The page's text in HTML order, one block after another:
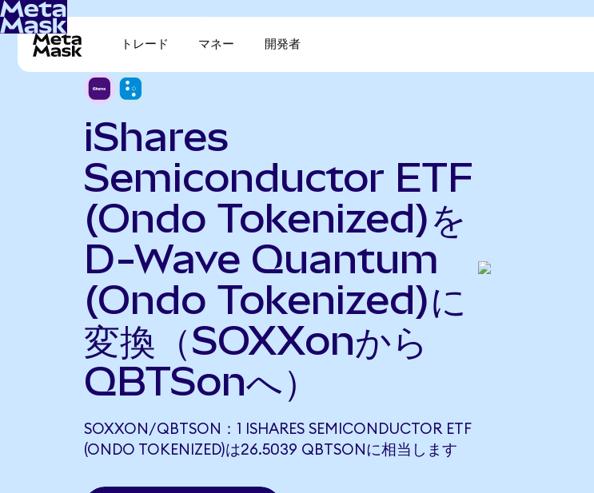
トレード マネー 開発者
iShares
Semiconductor ETF
(Ondo Tokenized)を
D-Wave Quantum
(Ondo Tokenized)に
変換（SOXXonから
QBTSonへ）
SOXXON/QBTSON：1 ISHARES SEMICONDUCTOR ETF
(ONDO TOKENIZED)は26.5039 QBTSONに相当します